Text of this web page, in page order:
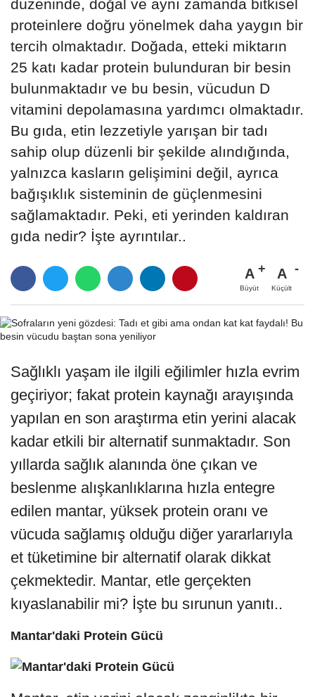
düzeninde, doğal ve aynı zamanda bitkisel
proteinlere doğru yönelmek daha yaygın bir
tercih olmaktadır. Doğada, etteki miktarın
25 katı kadar protein bulunduran bir besin
bulunmaktadır ve bu besin, vücudun D
vitamini depolamasına yardımcı olmaktadır.
Bu gıda, etin lezzetiyle yarışan bir tadı
sahip olup düzenli bir şekilde alındığında,
yalnızca kasların gelişimini değil, ayrıca
bağışıklık sisteminin de güçlenmesini
sağlamaktadır. Peki, eti yerinden kaldıran
gıda nedir? İşte ayrıntılar..
A
Büyüt
A
Küçült
Sağlıklı yaşam ile ilgili eğilimler hızla evrim
geçiriyor; fakat protein kaynağı arayışında
yapılan en son araştırma etin yerini alacak
kadar etkili bir alternatif sunmaktadır. Son
yıllarda sağlık alanında öne çıkan ve
beslenme alışkanlıklarına hızla entegre
edilen mantar, yüksek protein oranı ve
vücuda sağlamış olduğu diğer yararlarıyla
et tüketimine bir alternatif olarak dikkat
çekmektedir. Mantar, etle gerçekten
kıyaslanabilir mi? İşte bu sırunun yanıtı..
Mantar'daki Protein Gücü